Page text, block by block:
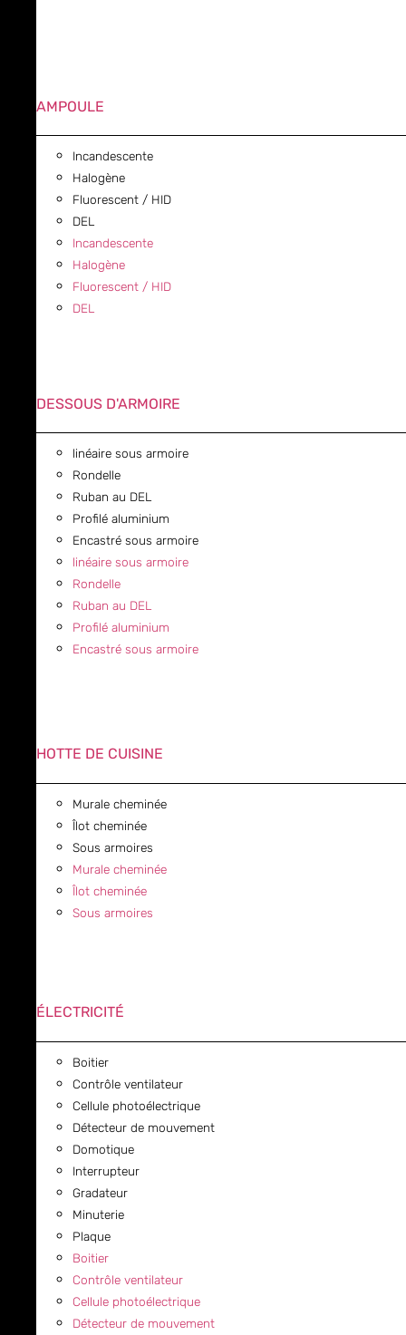
AMPOULE
Incandescente
Halogène
Fluorescent / HID
DEL
Incandescente
Halogène
Fluorescent / HID
DEL
DESSOUS D'ARMOIRE
linéaire sous armoire
Rondelle
Ruban au DEL
Profilé aluminium
Encastré sous armoire
linéaire sous armoire
Rondelle
Ruban au DEL
Profilé aluminium
Encastré sous armoire
HOTTE DE CUISINE
Murale cheminée
Îlot cheminée
Sous armoires
Murale cheminée
Îlot cheminée
Sous armoires
ÉLECTRICITÉ
Boitier
Contrôle ventilateur
Cellule photoélectrique
Détecteur de mouvement
Domotique
Interrupteur
Gradateur
Minuterie
Plaque
Boitier
Contrôle ventilateur
Cellule photoélectrique
Détecteur de mouvement